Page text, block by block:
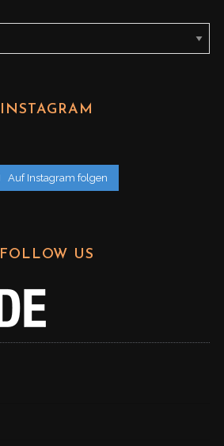
INSTAGRAM
Auf Instagram folgen
FOLLOW US